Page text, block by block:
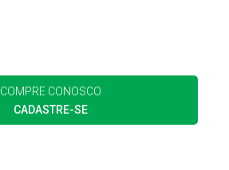
COMPRE CONOSCO
CADASTRE-SE